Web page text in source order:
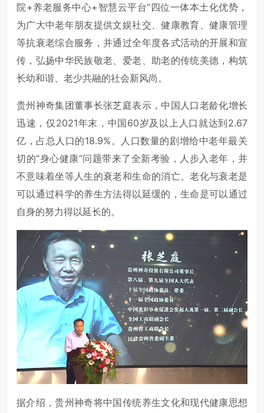
院+养老服务中心+智慧云平台”四位一体本土化优势，
为广大中老年朋友提供文娱社交、健康教育、健康管理
等抗衰老综合服务，并通过全年度各式活动的开展和宣
传，弘扬中华民族敬老、爱老、助老的传统美德，构筑
长幼和谐、老少共融的社会新风尚。
贵州神奇集团董事长张芝庭表示，中国人口老龄化增长
迅速，仅2021年末，中国60岁及以上人口就达到2.67
亿，占总人口的18.9%。人口数量的剧增给中老年最关
切的“身心健康”问题带来了全新考验，人步入老年，并
不意味着坐等人生的衰老和生命的消亡。老化与衰老是
可以通过科学的养生方法得以延缓的，生命是可以通过
自身的努力得以延长的。
据介绍，贵州神奇将中国传统养生文化和现代健康思想